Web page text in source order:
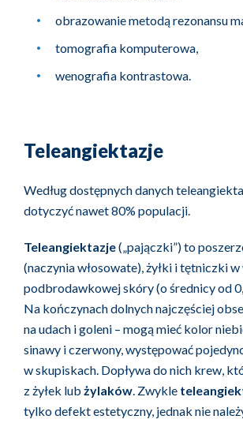
obrazowanie metodą rezonansu
tomografia komputerowa,
wenografia kontrastowa.
Teleangiektazje
Według dostępnych danych
dotyczyć nawet 80% populacji.
Teleangiektazje(„pajączki”) to
(naczynia włosowate), żyłki i tętniczki
podbrodawkowej skóry (o średnicy od
Na kończynach dolnych najczęściej
na udach i goleni – mogą mieć kolor
sinawy i czerwony, występować
w skupiskach. Dopływa do nich krew,
z żyłek lub żylaków. Zwykle
tylko defekt estetyczny, jednak nie